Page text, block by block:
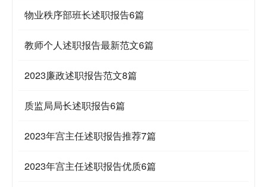
物业秩序部班长述职报告6篇
教师个人述职报告最新范文6篇
2023廉政述职报告范文8篇
质监局局长述职报告6篇
2023年宫主任述职报告推荐7篇
2023年宫主任述职报告优质6篇